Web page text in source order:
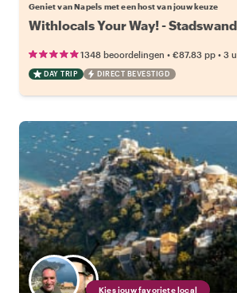
Geniet van Napels met een host van jouw keuze
Withlocals Your Way! -
1348 beoordelingen • €87.83 pp • 3
DAY TRIP DIRECT BEVESTIGD
Kies jouw favoriete local